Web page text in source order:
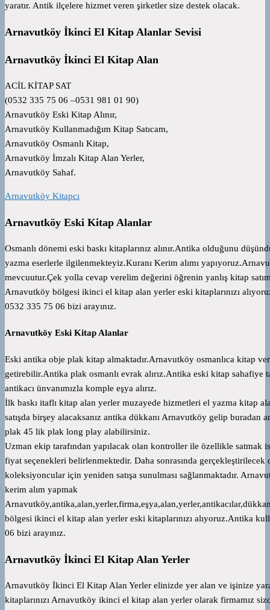
yaratır. Antik ilçelere hizmet veren şirketler size destek olacak.
Arnavutköy İkinci El Kitap Alanlar Sevisi
Arnavutköy İkinci El Kitap Alan
ACİL KİTAP SAT
(0532 335 75 06 –0531 981 01 90)
Arnavutköy Eski Kitap Alınır,
Arnavutköy Kullanmadığım Kitap Satıcam,
Arnavutköy Osmanlı Kitap,
Arnavutköy İmzalı Kitap Alan Yerler,
Arnavutköy Sahaf.
Arnavutköy Kitapcı
Arnavutköy Eski Kitap Alanlar
Osmanlı dönemi eski baskı kitaplarınız alınır.Antika olduğunu
yazma eserlerle ilgilenmekteyiz.Kuranı Kerim alımı
mevcuutur.Çek yolla cevap verelim değerini öğrenin yanlış kitap
Arnavutköy bölgesi ikinci el kitap alan yerler eski kitaplarınızı
0532 335 75 06 bizi arayınız.
Arnavutköy Eski Kitap Alanlar
Eski antika obje plak kitap almaktadır.Arnavutköy osmanlıca kitap
getirebilir.Antika plak osmanlı evrak alırız.Antika eski kitap sahafiye
antikacı ünvanımızla komple eşya alırız.
İlk baskı itaflı kitap alan yerler muzayede hizmetleri el yazma kitap
satışda birşey alacaksanız antika dükkanı Arnavutköy gelip buradan
plak 45 lik plak long play alabilirsiniz.
Uzman ekip tarafından yapılacak olan kontroller ile özellikle
fiyat seçenekleri belirlenmektedir. Daha sonrasında gerçekleştirilecek
koleksiyoncular için yeniden satışa sunulması sağlanmaktadır.
kerim alım yapmak
bölgesi ikinci el kitap alan yerler eski kitaplarınızı alıyoruz.Antika
06 bizi arayınız.
Arnavutköy İkinci El Kitap Alan Yerler
Arnavutköy İkinci El Kitap Alan Yerler elinizde yer alan ve işinize
kitaplarınızı Arnavutköy ikinci el kitap alan yerler olarak firmamız